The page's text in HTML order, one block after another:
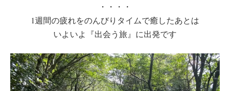
・・・・
1週間の疲れをのんびりタイムで癒したあとは
いよいよ『出会う旅』に出発です